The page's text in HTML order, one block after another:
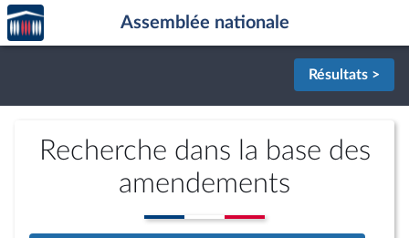
Aller au contenu
Aller en bas de la page
Accèder
à la
page
Assemblée nationale
Résultats >
Recherche dans la base des
amendements